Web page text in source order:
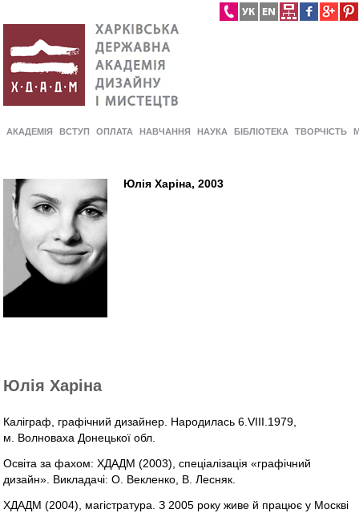
АКАДЕМІЯ ВСТУП ОПЛАТА НАВЧАННЯ НАУКА БІБЛІОТЕКА ТВОРЧІСТЬ
Юлія Харіна, 2003
Юлія Харіна
Каліграф, графічний дизайнер. Народилась 6.VIII.1979,
м. Волноваха Донецької обл.
Освіта за фахом: ХДАДМ (2003), спеціалізація «графічний
дизайн». Викладачі: О. Векленко, В. Лесняк.
ХДАДМ (2004), магістратура. З 2005 року живе й працює у Москві